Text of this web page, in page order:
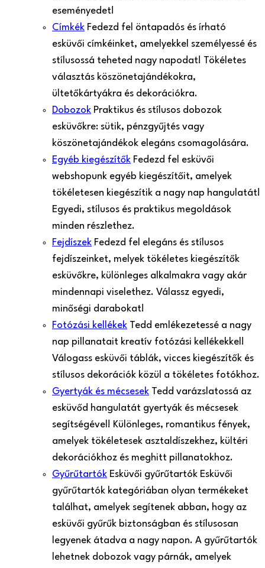
eseményedet!
Címkék Fedezd fel öntapadós és írható
esküvői címkéinket, amelyekkel személyessé és
stílusossá teheted nagy napodat! Tökéletes
választás köszönetajándékokra,
ültetőkártyákra és dekorációkra.
Dobozok Praktikus és stílusos dobozok
esküvőkre: sütik, pénzgyűjtés vagy
köszönetajándékok elegáns csomagolására.
Egyéb kiegészítők Fedezd fel esküvői
webshopunk egyéb kiegészítőit, amelyek
tökéletesen kiegészítik a nagy nap hangulatát!
Egyedi, stílusos és praktikus megoldások
minden részlethez.
Fejdíszek Fedezd fel elegáns és stílusos
fejdíszeinket, melyek tökéletes kiegészítők
esküvőkre, különleges alkalmakra vagy akár
mindennapi viselethez. Válassz egyedi,
minőségi darabokat!
Fotózási kellékek Tedd emlékezetessé a nagy
nap pillanatait kreatív fotózási kellékekkel!
Válogass esküvői táblák, vicces kiegészítők és
stílusos dekorációk közül a tökéletes fotókhoz.
Gyertyák és mécsesek Tedd varázslatossá az
esküvőd hangulatát gyertyák és mécsesek
segítségével! Különleges, romantikus fények,
amelyek tökéletesek asztaldíszekhez, kültéri
dekorációkhoz és meghitt pillanatokhoz.
Gyűrűtartók Esküvői gyűrűtartók Esküvői
gyűrűtartók kategóriában olyan termékeket
találhat, amelyek segítenek abban, hogy az
esküvői gyűrűk biztonságban és stílusosan
legyenek átadva a nagy napon. A gyűrűtartók
lehetnek dobozok vagy párnák, amelyek